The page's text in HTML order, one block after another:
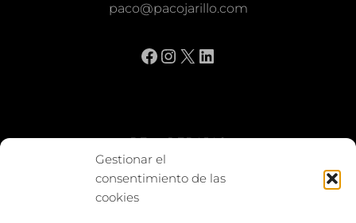
Gestionar el
consentimiento de las
cookies
paco@pacojarillo.com
Facebook
Instagram
X LinkedIn
BE vs REBAJAS
Entes